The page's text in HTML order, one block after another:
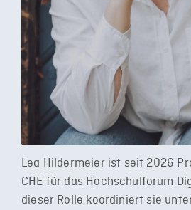
Lea Hildermeier ist seit 2026
CHE für das Hochschulforum
dieser Rolle koordiniert sie